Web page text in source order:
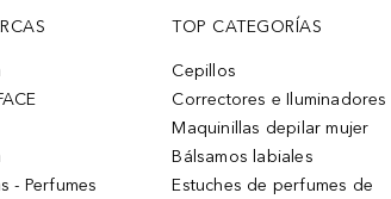
- Perfumes
TOP CATEGORÍAS
Cepillos
Correctores e Iluminadores
Maquinillas depilar mujer
Bálsamos labiales
Estuches de perfumes de